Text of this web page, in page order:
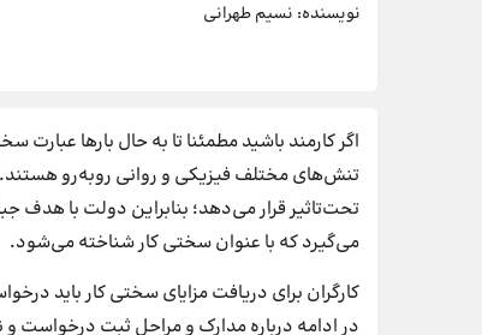
نویسنده: نسیم طهرانی
اگر کارمند باشید مطمئنا تا به حال بارها
تنش‌های مختلف فیزیکی و روانی روبه‌رو
تحت‌تاثیر قرار می‌دهد؛ بنابراین دولت با هدف
می‌گیرد که با عنوان سختی کار شناخته می‌شود.
کارگران برای دریافت مزایای سختی کار باید
در ادامه درباره مدارک و مراحل ثبت درخواست